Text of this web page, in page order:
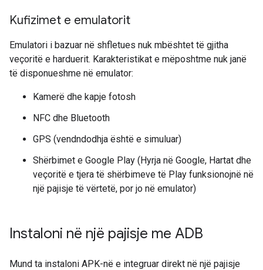
Kufizimet e emulatorit
Emulatori i bazuar në shfletues nuk mbështet të gjitha
veçoritë e harduerit. Karakteristikat e mëposhtme nuk janë
të disponueshme në emulator:
Kamerë dhe kapje fotosh
NFC dhe Bluetooth
GPS (vendndodhja është e simuluar)
Shërbimet e Google Play (Hyrja në Google, Hartat dhe
veçoritë e tjera të shërbimeve të Play funksionojnë në
një pajisje të vërtetë, por jo në emulator)
Instaloni në një pajisje me ADB
Mund ta instaloni APK-në e integruar direkt në një pajisje